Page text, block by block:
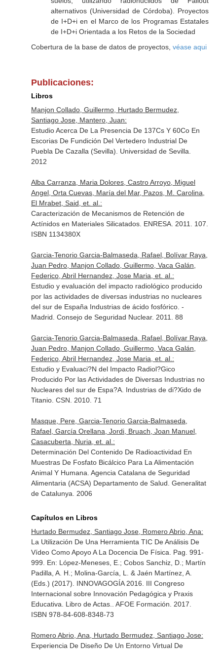
alternativos (Universidad de Córdoba). Proyectos
de I+D+i en el Marco de los Programas Estatales
de I+D+i Orientada a los Retos de la Sociedad
Cobertura de la base de datos de proyectos, véase aqui
Publicaciones:
Libros
Manjon Collado, Guillermo, Hurtado Bermudez,
Santiago Jose, Mantero, Juan:
Estudio Acerca De La Presencia De 137Cs Y 60Co En
Escorias De Fundición Del Vertedero Industrial De
Puebla De Cazalla (Sevilla). Universidad de Sevilla.
2012
Alba Carranza, Maria Dolores, Castro Arroyo, Miguel
Angel, Orta Cuevas, María del Mar, Pazos, M. Carolina,
El Mrabet, Said, et. al.:
Caracterización de Mecanismos de Retención de
Actínidos en Materiales Silicatados. ENRESA. 2011. 107.
ISBN 1134380X
Garcia-Tenorio Garcia-Balmaseda, Rafael, Bolívar Raya,
Juan Pedro, Manjon Collado, Guillermo, Vaca Galán,
Federico, Abril Hernandez, Jose Maria, et. al.:
Estudio y evaluación del impacto radiológico producido
por las actividades de diversas industrias no nucleares
del sur de España Industrias de ácido fosfórico. -
Madrid. Consejo de Seguridad Nuclear. 2011. 88
Garcia-Tenorio Garcia-Balmaseda, Rafael, Bolívar Raya,
Juan Pedro, Manjon Collado, Guillermo, Vaca Galán,
Federico, Abril Hernandez, Jose Maria, et. al.:
Estudio y Evaluaci?N del Impacto Radiol?Gico
Producido Por las Actividades de Diversas Industrias no
Nucleares del sur de Espa?A. Industrias de di?Xido de
Titanio. CSN. 2010. 71
Masque, Pere, Garcia-Tenorio Garcia-Balmaseda,
Rafael, García Orellana, Jordi, Bruach, Joan Manuel,
Casacuberta, Nuria, et. al.:
Determinación Del Contenido De Radioactividad En
Muestras De Fosfato Bicálcico Para La Alimentación
Animal Y Humana. Agencia Catalana de Seguridad
Alimentaria (ACSA) Departamento de Salud. Generalitat
de Catalunya. 2006
Capítulos en Libros
Hurtado Bermudez, Santiago Jose, Romero Abrio, Ana:
La Utilización De Una Herramienta TIC De Análisis De
Vídeo Como Apoyo A La Docencia De Física. Pag. 991-
999. En: López-Meneses, E.; Cobos Sanchiz, D.; Martín
Padilla, A. H.; Molina-García, L. & Jaén Martínez, A.
(Eds.) (2017). INNOVAGOGÍA 2016. III Congreso
Internacional sobre Innovación Pedagógica y Praxis
Educativa. Libro de Actas.
. AFOE Formación. 2017.
ISBN 978-84-608-8348-73
Romero Abrio, Ana, Hurtado Bermudez, Santiago Jose:
Experiencia De Diseño De Un Entorno Virtual De